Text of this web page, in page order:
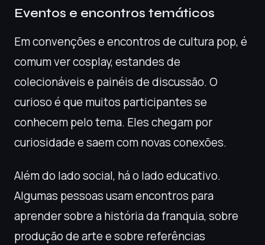
Eventos e encontros temáticos
Em convenções e encontros de cultura pop, é
comum ver cosplay, estandes de
colecionáveis e painéis de discussão. O
curioso é que muitos participantes se
conhecem pelo tema. Eles chegam por
curiosidade e saem com novas conexões.
Além do lado social, há o lado educativo.
Algumas pessoas usam encontros para
aprender sobre a história da franquia, sobre
produção de arte e sobre referências